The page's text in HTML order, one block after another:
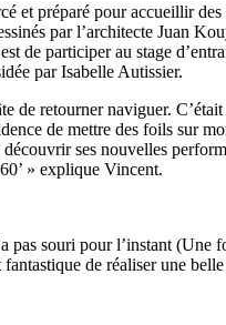
et préparé pour accueillir
par l’architecte Juan
de participer au stage
par Isabelle Autissier.
de retourner naviguer.
de mettre des foils sur
ses nouvelles
» explique Vincent.
souri pour l’instant (Une
de réaliser une